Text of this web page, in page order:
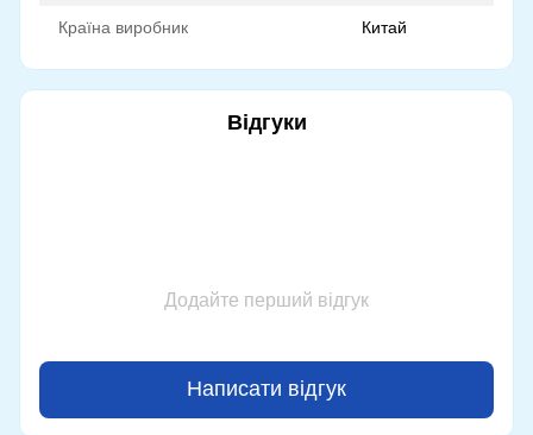
Країна виробник Китай
Відгуки
Додайте перший відгук
Написати відгук